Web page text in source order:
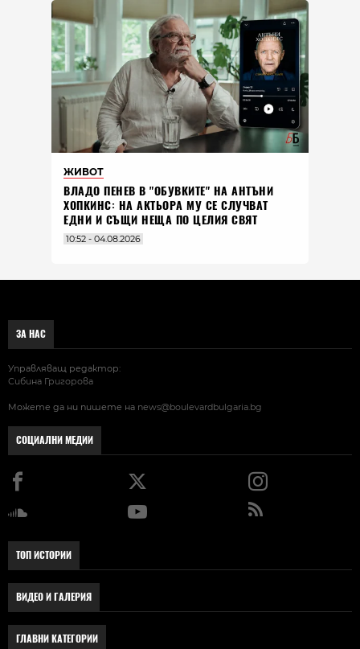
ЖИВОТ
ВЛАДO ПЕНЕВ В "ОБУВКИТЕ" НА АНТЪНИ
ХОПКИНС: НА АКТЬОРА МУ СЕ СЛУЧВАТ
ЕДНИ И СЪЩИ НЕЩА ПО ЦЕЛИЯ СВЯТ
10:52 - 04.08.2026
ЗА НАС
Управляващ редактор:
Сибина Григорова
Можете да ни пишете на news@boulevardbulgaria.bg
СОЦИАЛНИ МЕДИИ
ТОП ИСТОРИИ
ВИДЕО И ГАЛЕРИЯ
ГЛАВНИ КАТЕГОРИИ